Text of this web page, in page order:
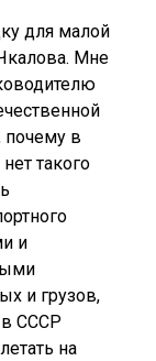
для малой
Мне
почему в
такого
и
и грузов,
в СССР
на